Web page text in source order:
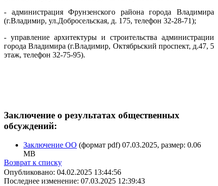
- администрация Фрунзенского района города Владимира
(г.Владимир, ул.Добросельская, д. 175, телефон 32-28-71);
- управление архитектуры и строительства администрации
города Владимира (г.Владимир, Октябрьский проспект, д.47, 5
этаж, телефон 32-75-95).
Заключение о результатах общественных
обсуждений:
Заключение ОО (формат pdf) 07.03.2025, размер: 0.06
MB
Возврат к списку
Опубликовано: 04.02.2025 13:44:56
Последнее изменение: 07.03.2025 12:39:43